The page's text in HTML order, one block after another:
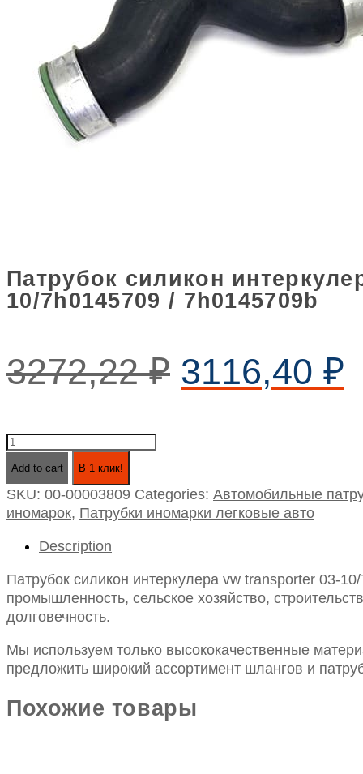
Патрубок силикон
10/7h0145709 / 7h0145709b
3272,22₽ 3116,40 ₽
Патрубок
vw
transporter
10/7h0145709
/
7h0145709b
quantity
Add to cart В 1 клик!
SKU: 00-00003809 Categories: Автомобильные
иномарок, Патрубки иномарки легковые авто
Description
Патрубок силикон интеркулера vw transporter 03-
промышленность, сельское хозяйство,
долговечность.
Мы используем только высококачественные
предложить широкий ассортимент шлангов и
Похожие товары